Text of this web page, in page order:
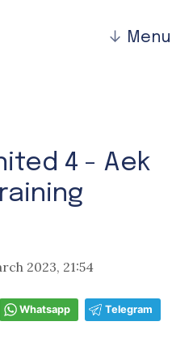
↓ Menu
4 - Aek
2023, 21:54
Whatsapp Telegram